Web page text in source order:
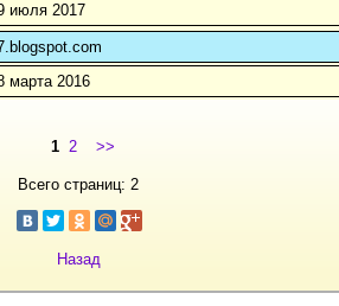
июля 2017
марта 2016
1 2 >>
Всего страниц: 2
Назад